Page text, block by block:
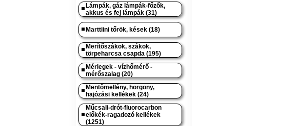
Lámpák, gáz lámpák-főzők,
akkus és fej lámpák (31)
Marttiini tőrök, kések (18)
Merítőszákok, szákok,
törpeharcsa csapda (195)
Mérlegek - vízhőmérő -
mérőszalag (20)
Mentőmellény, horgony,
hajózási kellékek (24)
Műcsali-drót-fluorocarbon
előkék-ragadozó kellékek
(1251)